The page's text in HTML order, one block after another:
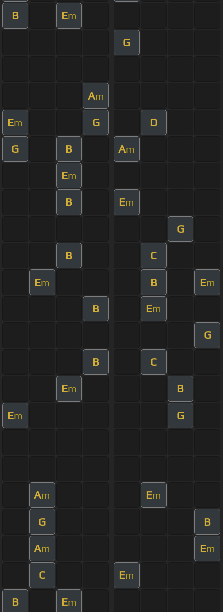
B Em
G
Am
Em G D
G B Am
Em
B Em
G
B C
Em B Em
B Em
G
B C
Em B
Em G
Am Em
G B
Am Em
C Em
B Em